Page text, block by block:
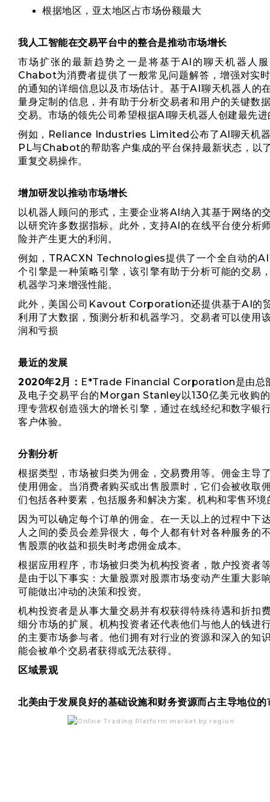
根据地区，亚太地区占市场份额最大
我人工智能在交易平台中的整合是推动市场增长
市场扩张的最新趋势之一是将基于AI的聊天机器人
Chabot为消费者提供了一般常见问题解答，增强对实
的通知的详细信息以及市场估计。基于AI聊天机器人的
量身定制的信息，并有助于分析交易者和用户的关键
交易。市场的领先公司希望根据AI聊天机器人创建最先
例如，Reliance Industries Limited公布了AI聊天机
PL与Chabot的帮助客户集成的平台保持最新状态，以
重复交易操作。
增加研发以推动市场增长
以机器人顾问的形式，主要企业将AI纳入其基于网络的
以研究许多数据指标。此外，支持AI的在线平台使分析
险并产生更大的利润。
例如，TRACXN Technologies提供了一个全自动的
个引擎是一种策略引擎，该引擎有助于分析可能的交易
机器学习来增强性能。
此外，美国公司Kavout Corporation还提供基于AI的
利用了大数据，预测分析和机器学习。交易者可以使用
润和亏损
最近的发展
2020年2月： E*Trade Financial Corporation是由总
及电子交易平台的Morgan Stanley以130亿美元收购
理专营权创造强大的增长引擎，通过在线经纪和数字银
客户体验。
分割分析
根据类型，市场被归类为佣金，交易费用等。佣金主导
使用佣金。当消费者购买或出售股票时，它们会被收取
们包括各种要素，包括服务和解决方案。机构和零售环
因为可以确定每个订单的佣金。在一天以上的过程中下
人之间的委员会差异很大，每个人都有针对各种服务的
售股票的收益和损失时考虑佣金成本。
根据应用程序，市场被归类为机构投资者，散户投资者
是由于以下事实：大量股票对股票市场变动产生重大影
可能做出冲动的决策和投资。
机构投资者是从事大量交易并有权获得特殊待遇和折扣
细分市场的扩展。机构投资者还代表他们与他人的钱进
的主要市场参与者。他们拥有对行业的资源和深入的知
能会被单个交易者获得或无法获得。
区域景观
北美由于发展良好的基础设施和财务资源而占主导地位的